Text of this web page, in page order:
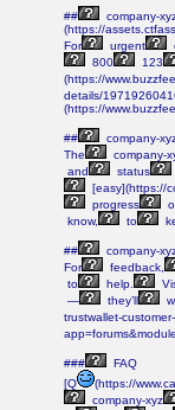
##
company-
(https://
For
urgent
800
123
(https://
details/
(https://
##
company-
The
company-
and
status
[easy](https://
progress
know,
to
##
company-
For
feedback,
to
help.
—
they’ll
trustwallet-
###
FAQ
[Q
(https://
company-xyz